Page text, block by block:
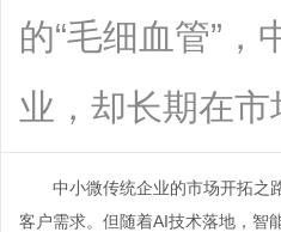
的“毛细血管”
业，却长期在
中小微传统企业的市场开拓之路
客户需求。但随着AI技术落地，智